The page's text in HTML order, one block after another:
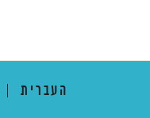
העברית